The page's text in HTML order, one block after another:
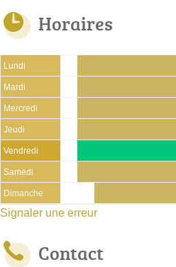
Horaires
Lundi
Mardi
Mercredi
Jeudi
Vendredi
Samedi
Dimanche
Signaler une erreur
Contact